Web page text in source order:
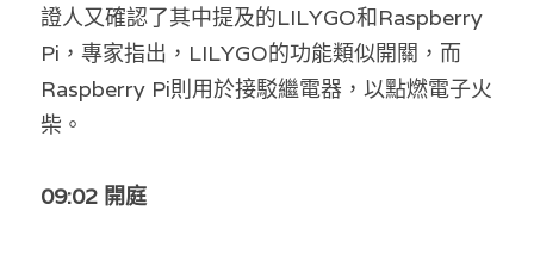
證人又確認了其中提及的LILYGO和Raspberry
Pi，專家指出，LILYGO的功能類似開關，而
Raspberry Pi則用於接駁繼電器，以點燃電子火
柴。
09:02 開庭